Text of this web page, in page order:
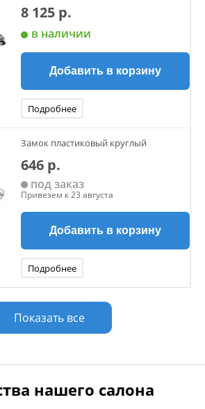
8 125 р.
в наличии
Добавить в корзину
Подробнее
Замок пластиковый круглый
646 р.
под заказ
Привезем к 23 августа
Добавить в корзину
Подробнее
Показать все
нашего салона